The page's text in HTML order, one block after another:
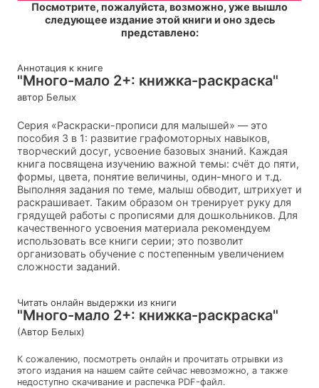
Посмотрите, пожалуйста, возможно, уже вышло
следующее издание этой книги и оно здесь
представлено:
Аннотация к книге
"Много-мало 2+: книжка-раскраска"
автор Белых
Серия «Раскраски-прописи для малышей» — это
пособия 3 в 1: развитие графомоторных навыков,
творческий досуг, усвоение базовых знаний. Каждая
книга посвящена изучению важной темы: счёт до пяти,
формы, цвета, понятие величины, один-много и т.д.
Выполняя задания по теме, малыш обводит, штрихует и
раскрашивает. Таким образом он тренирует руку для
грядущей работы с прописями для дошкольников. Для
качественного усвоения материала рекомендуем
использовать все книги серии; это позволит
организовать обучение с постепенным увеличением
сложности заданий.
Читать онлайн выдержки из книги
"Много-мало 2+: книжка-раскраска"
(Автор Белых)
К сожалению, посмотреть онлайн и прочитать отрывки из
этого издания на нашем сайте сейчас невозможно, а также
недоступно скачивание и распечка PDF-файл.